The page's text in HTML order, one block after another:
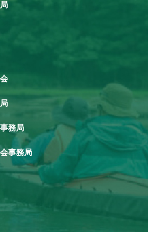
務局
事務局